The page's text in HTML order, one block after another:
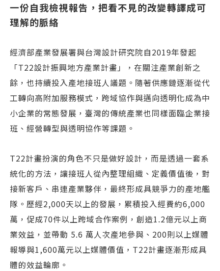
一份自我檢視報告，把看不見的改變轉譯成可
理解的脈絡
經濟部產業發展署與台灣設計研究院自2019年發起
「T22設計振興地方產業計畫」，在關注產業創新之
餘，也持續投入產地接班人議題。隨著供應鏈逐漸從代
工轉向高附加服務模式，跨域協作與邁向透明化成為中
小企業的常態發展，臺灣的傳統產業也同樣面臨企業接
班、經營轉型與透明協作等課題。
T22計畫扮演的角色不只是做好設計，而是透過一套系
統化的方法，讓接班人從內整理組織、定義價值後，對
接新客戶、串連產業夥伴，最終形成具競爭力的產地艦
隊。歷經2,000天以上的發展，累積投入經費約6,000
萬，促成70件以上跨域合作案例，創造1.2億元以上商
業效益，並帶動 5.6 萬人次產地參與、200則以上媒體
報導與1,600萬元以上媒體價值，T22計畫逐漸形成具
體的效益輪廓。